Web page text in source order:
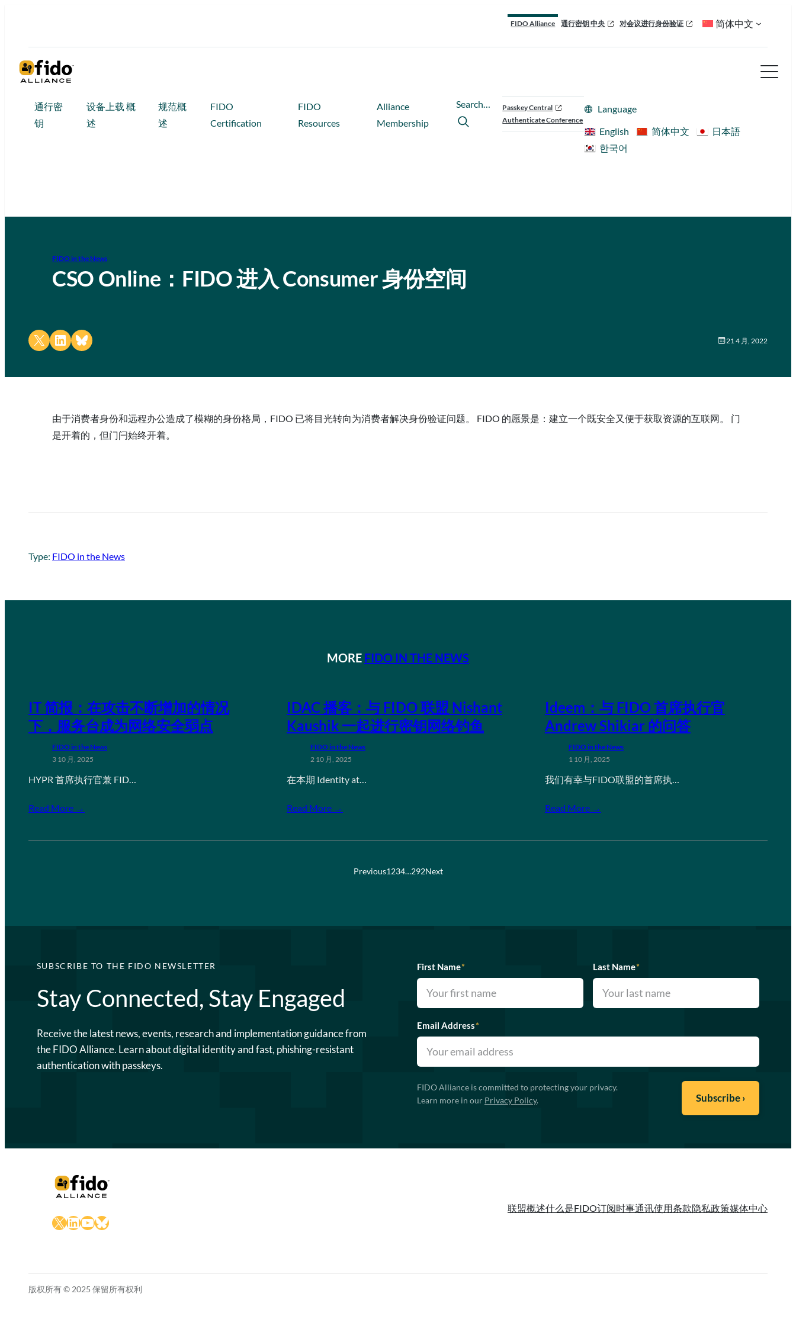
FIDO Alliance 通行密钥 中央 对会议进行身份验证 简体中文
通行密
钥
设备上载 概
述
规范概
述
FIDO
Certification
FIDO
Resources
Alliance
Membership
Search…
Passkey Central
Authenticate Conference
Language
English
简体中文
日本語
한국어
FIDO in the News
CSO Online：FIDO 进入 Consumer 身份空间
Share on X Share on LinkedIn
Share on Bluesky 21 4 月, 2022
由于消费者身份和远程办公造成了模糊的身份格局，FIDO 已将目光转向为消费者解决身份验证问题。 FIDO 的愿景是：建立一个既安全又便于获取资源的互联网。 门
是开着的，但门闩始终开着。
Type: FIDO in the News
MORE FIDO IN THE NEWS
IT 简报：在攻击不断增加的情况
下，服务台成为网络安全弱点
FIDO in the News
3 10 月, 2025
HYPR 首席执行官兼 FID…
Read More →
IDAC 播客：与 FIDO 联盟 Nishant
Kaushik 一起进行密钥网络钓鱼
FIDO in the News
2 10 月, 2025
在本期 Identity at…
Read More →
Ideem：与 FIDO 首席执行官
Andrew Shikiar 的问答
FIDO in the News
1 10 月, 2025
我们有幸与FIDO联盟的首席执…
Read More →
Previous1234…292Next
SUBSCRIBE TO THE FIDO NEWSLETTER
Stay Connected, Stay Engaged
Receive the latest news, events, research and implementation guidance from
the FIDO Alliance. Learn about digital identity and fast, phishing-resistant
authentication with passkeys.
First Name* Last Name*
Email Address*
FIDO Alliance is committed to protecting your privacy.
Learn more in our Privacy Policy.
X LinkedIn
YouTube
Bluesky
联盟概述什么是FIDO订阅时事通讯使用条款隐私政策媒体中心
版权所有 © 2025 保留所有权利